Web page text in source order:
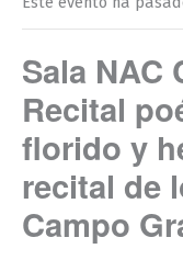
Sala NAC
Recital
florido y
recital de
Campo